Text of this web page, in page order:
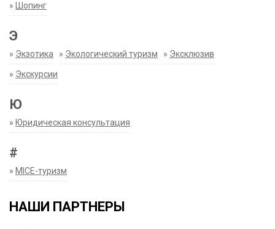
» Шопинг
Э
» Экзотика » Экологический туризм » Эксклюзив
» Экскурсии
Ю
» Юридическая консультация
#
» MICE-туризм
НАШИ ПАРТНЕРЫ